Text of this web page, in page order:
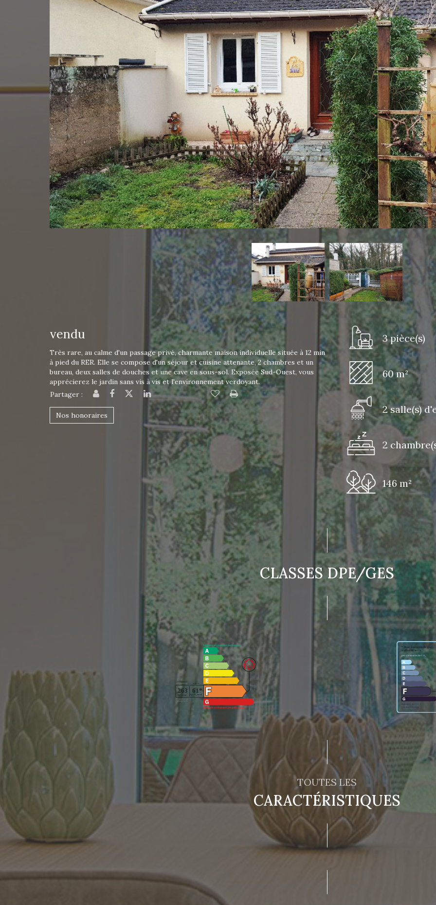
vendu
Très rare, au calme d'un passage privé, charmante maison individuelle située à 12 min
à pied du RER. Elle se compose d'un séjour et cuisine attenante, 2 chambres et un
bureau, deux salles de douches et une cave en sous-sol. Exposée Sud-Ouest, vous
apprécierez le jardin sans vis à vis et l'environnement verdoyant.
Partager :
Nos honoraires
3 pièce(s)
60 m²
2 salle(s)
2
146 m²
CLASSES DPE/GES
TOUTES LES
CARACTÉRISTIQUES